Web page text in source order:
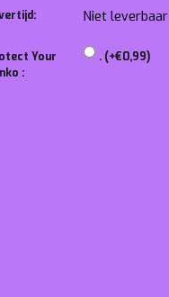
Niet leverbaar
Your
:
. (+€0,99)